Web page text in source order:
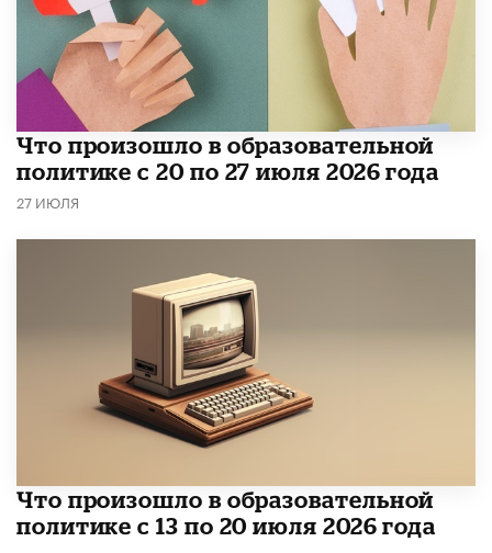
​Что произошло в образовательной
политике с 20 по 27 июля 2026 года
27 ИЮЛЯ
Что произошло в образовательной
политике с 13 по 20 июля 2026 года